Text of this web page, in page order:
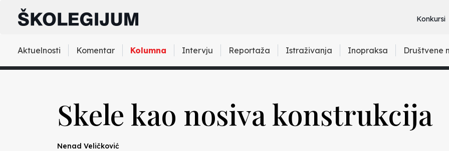
Konkursi
Aktuelnosti Komentar Kolumna Intervju Reportaža Istraživanja Inopraksa Društvene
Skele kao nosiva konstrukcija
Nenad Veličković